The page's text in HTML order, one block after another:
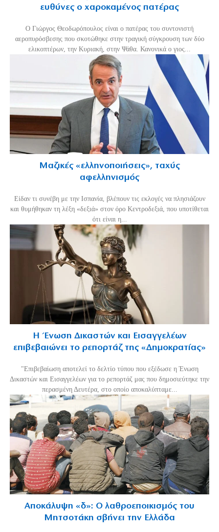
ευθύνες ο χαροκαμένος πατέρας
Ο Γιώργος Θεοδωρόπουλος είναι ο πατέρας του συντονιστή
αεροπυρόσβεσης που σκοτώθηκε στην τραγική σύγκρουση των δύο
ελικοπτέρων, την Κυριακή, στην Ψάθα. Κανονικά ο γιος...
Μαζικές «ελληνοποιήσεις», ταχύς
αφελληνισμός
Είδαν τι συνέβη με την Ισπανία, βλέπουν τις εκλογές να πλησιάζουν
και θυμήθηκαν τη λέξη «δεξιά» στον όρο Κεντροδεξιά, που υποτίθεται
ότι είναι η...
Η Ένωση Δικαστών και Εισαγγελέων
επιβεβαιώνει το ρεπορτάζ της «Δημοκρατίας»
"Επιβεβαίωση αποτελεί το δελτίο τύπου που εξέδωσε η Ένωση
Δικαστών και Εισαγγελέων για το ρεπορτάζ μας που δημοσιεύτηκε την
περασμένη Δευτέρα, στο οποίο αποκαλύπταμε...
Αποκάλυψη «δ»: Ο λαθροεποικισμός του
Μητσοτάκη σβήνει την Ελλάδα